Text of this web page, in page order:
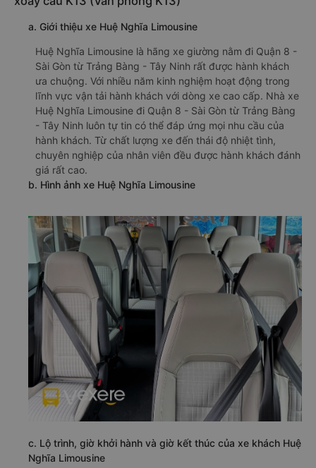
a. Giới thiệu xe Huệ Nghĩa Limousine
Huệ Nghĩa Limousine là hãng xe giường nằm đi Quận 8 -
Sài Gòn từ Trảng Bàng - Tây Ninh rất được hành khách
ưa chuộng. Với nhiều năm kinh nghiệm hoạt động trong
lĩnh vực vận tải hành khách với dòng xe cao cấp. Nhà xe
Huệ Nghĩa Limousine đi Quận 8 - Sài Gòn từ Trảng Bàng
- Tây Ninh luôn tự tin có thể đáp ứng mọi nhu cầu của
hành khách. Từ chất lượng xe đến thái độ nhiệt tình,
chuyên nghiệp của nhân viên đều được hành khách đánh
giá rất cao.
b. Hình ảnh xe Huệ Nghĩa Limousine
c. Lộ trình, giờ khởi hành và giờ kết thúc của xe khách Huệ
Nghĩa Limousine